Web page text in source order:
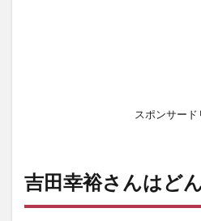
スポンサード
吉田幸裕さんはど